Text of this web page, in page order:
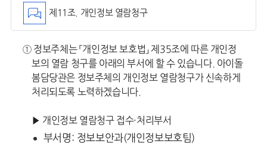
제11조. 개인정보 열람청구
① 정보주체는 「개인정보 보호법」 제35조에 따른 개인정
보의 열람 청구를 아래의 부서에 할 수 있습니다. 아이돌
봄담당관은 정보주체의 개인정보 열람청구가 신속하게
처리되도록 노력하겠습니다.
▶ 개인정보 열람청구 접수·처리부서
부서명: 정보보안과(개인정보보호팀)